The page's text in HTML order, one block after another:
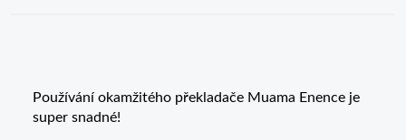
Používání okamžitého překladače Muama Enence je
super snadné!